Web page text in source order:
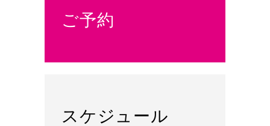
ご予約
スケジュール